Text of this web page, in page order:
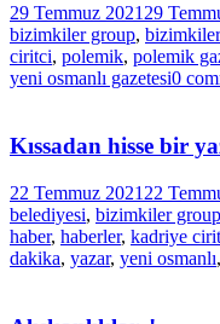
29 Temmuz 2021 29
bizimkiler group,
ciritci, polemik, polemik
yeni osmanlı gazetesi0
Kıssadan hisse bir
22 Temmuz 2021 22
belediyesi, bizimkiler group
haber, haberler, kadriye
dakika, yazar, yeni osmanlı,